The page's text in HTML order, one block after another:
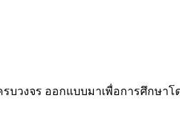
วงจร ออกแบบมาเพื่อการศึกษาโ